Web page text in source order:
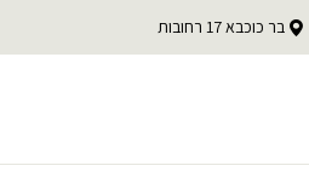
משלוחים מהירים לכל הארץ בר כוכבא 17 רחובות